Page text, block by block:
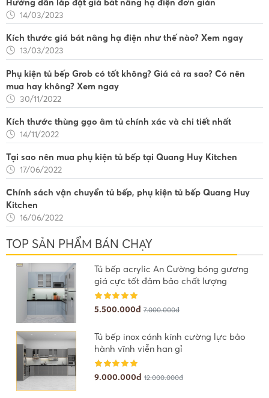
Hướng dẫn lắp đặt giá bát nâng hạ điện đơn giản
14/03/2023
Kích thước giá bát nâng hạ điện như thế nào? Xem ngay
13/03/2023
Phụ kiện tủ bếp Grob có tốt không? Giá cả ra sao? Có nên
mua hay không? Xem ngay
30/11/2022
Kích thước thùng gạo âm tủ chính xác và chi tiết nhất
14/11/2022
Tại sao nên mua phụ kiện tủ bếp tại Quang Huy Kitchen
17/06/2022
Chính sách vận chuyển tủ bếp, phụ kiện tủ bếp Quang Huy
Kitchen
16/06/2022
TOP SẢN PHẨM BÁN CHẠY
Tủ bếp acrylic An Cường bóng gương
giá cực tốt đảm bảo chất lượng
5.500.000đ 7.000.000đ
Tủ bếp inox cánh kính cường lực bảo
hành vĩnh viễn han gỉ
9.000.000đ 12.000.000đ